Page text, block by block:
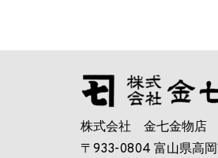
株式会社 金七金物店
〒933-0804 富山県高